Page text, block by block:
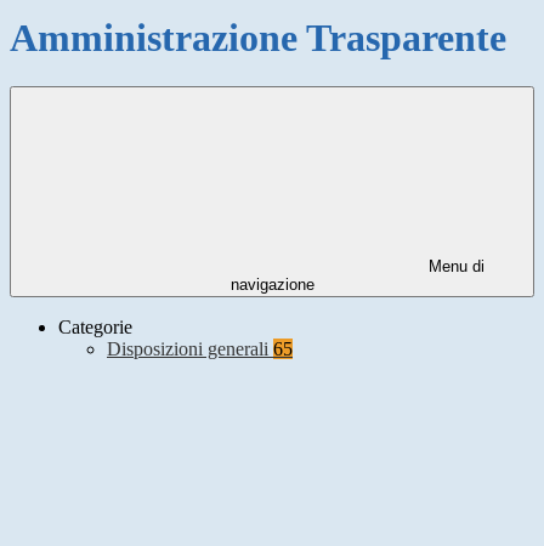
Amministrazione Trasparente
Menu di
navigazione
Categorie
Disposizioni generali 65